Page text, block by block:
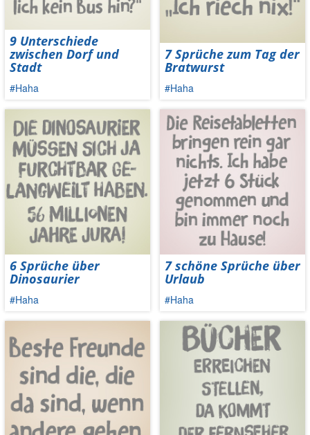
9 Unterschiede
zwischen Dorf und
Stadt
#Haha
6 Sprüche über
Dinosaurier
#Haha
7 Sprüche zum Tag der
Bratwurst
#Haha
7 schöne Sprüche über
Urlaub
#Haha